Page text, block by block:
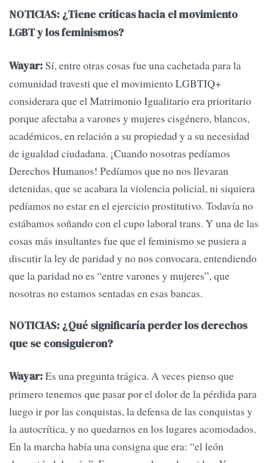
NOTICIAS: ¿Tiene críticas hacia el movimiento
LGBT y los feminismos?
Wayar:Sí, entre otras cosas fue una cachetada para la
comunidad travesti que el movimiento LGBTIQ+
considerara que el Matrimonio Igualitario era prioritario
porque afectaba a varones y mujeres cisgénero, blancos,
académicos, en relación a su propiedad y a su necesidad
de igualdad ciudadana. ¡Cuando nosotras pedíamos
Derechos Humanos! Pedíamos que no nos llevaran
detenidas, que se acabara la violencia policial, ni siquiera
pedíamos no estar en el ejercicio prostitutivo. Todavía no
estábamos soñando con el cupo laboral trans. Y una de las
cosas más insultantes fue que el feminismo se pusiera a
discutir la ley de paridad y no nos convocara, entendiendo
que la paridad no es “entre varones y mujeres”, que
nosotras no estamos sentadas en esas bancas.
NOTICIAS: ¿Qué significaría perder los derechos
que se consiguieron?
Wayar:Es una pregunta trágica. A veces pienso que
primero tenemos que pasar por el dolor de la pérdida para
luego ir por las conquistas, la defensa de las conquistas y
la autocrítica, y no quedarnos en los lugares acomodados.
En la marcha había una consigna que era: “el león